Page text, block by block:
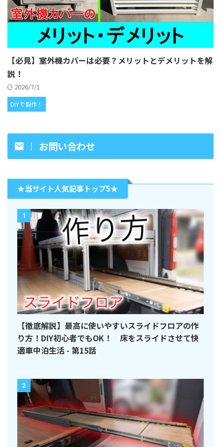
【必見】室外機カバーは必要？メリットとデメリットを解
説！
2026/7/1
DIYで製作！
お問い合わせ
★当サイト人気記事トップ5★
1
【徹底解説】最高に使いやすいスライドフロアの作
り方！DIY初心者でもOK！ 床をスライドさせて快
適車中泊生活 - 第15話
2